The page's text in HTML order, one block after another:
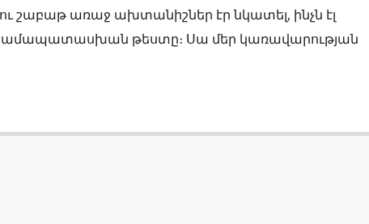
շաբաթ առաջ ախտանիշներ էր նկատել, ինչն էլ
համապատասխան թեստը։ Սա մեր կառավարության